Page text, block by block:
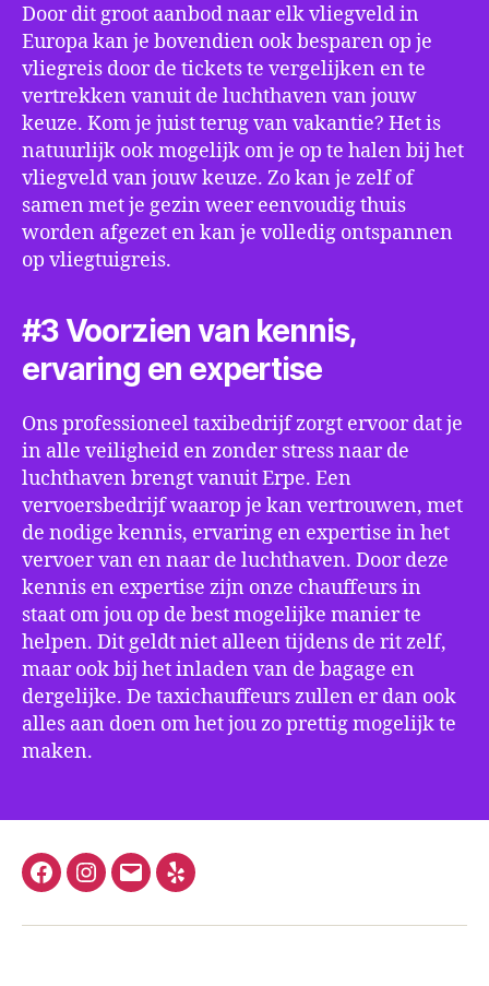
Door dit groot aanbod naar elk vliegveld in
Europa kan je bovendien ook besparen op je
vliegreis door de tickets te vergelijken en te
vertrekken vanuit de luchthaven van jouw
keuze. Kom je juist terug van vakantie? Het is
natuurlijk ook mogelijk om je op te halen bij het
vliegveld van jouw keuze. Zo kan je zelf of
samen met je gezin weer eenvoudig thuis
worden afgezet en kan je volledig ontspannen
op vliegtuigreis.
#3 Voorzien van kennis,
ervaring en expertise
Ons professioneel taxibedrijf zorgt ervoor dat je
in alle veiligheid en zonder stress naar de
luchthaven brengt vanuit Erpe. Een
vervoersbedrijf waarop je kan vertrouwen, met
de nodige kennis, ervaring en expertise in het
vervoer van en naar de luchthaven. Door deze
kennis en expertise zijn onze chauffeurs in
staat om jou op de best mogelijke manier te
helpen. Dit geldt niet alleen tijdens de rit zelf,
maar ook bij het inladen van de bagage en
dergelijke. De taxichauffeurs zullen er dan ook
alles aan doen om het jou zo prettig mogelijk te
maken.
FacebookInstagram
E-
Yelp